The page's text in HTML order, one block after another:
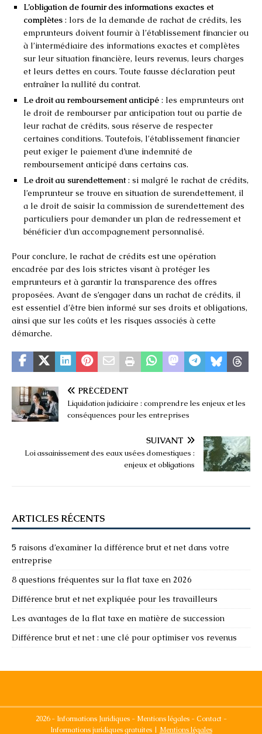
L’obligation de fournir des informations exactes et
complètes : lors de la demande de rachat de crédits, les
emprunteurs doivent fournir à l’établissement financier ou
à l’intermédiaire des informations exactes et complètes
sur leur situation financière, leurs revenus, leurs charges
et leurs dettes en cours. Toute fausse déclaration peut
entraîner la nullité du contrat.
Le droit au remboursement anticipé : les emprunteurs ont
le droit de rembourser par anticipation tout ou partie de
leur rachat de crédits, sous réserve de respecter
certaines conditions. Toutefois, l’établissement financier
peut exiger le paiement d’une indemnité de
remboursement anticipé dans certains cas.
Le droit au surendettement: si malgré le rachat de crédits,
l’emprunteur se trouve en situation de surendettement, il
a le droit de saisir la commission de surendettement des
particuliers pour demander un plan de redressement et
bénéficier d’un accompagnement personnalisé.
Pour conclure, le rachat de crédits est une opération
encadrée par des lois strictes visant à protéger les
emprunteurs et à garantir la transparence des offres
proposées. Avant de s’engager dans un rachat de crédits, il
est essentiel d’être bien informé sur ses droits et obligations,
ainsi que sur les coûts et les risques associés à cette
démarche.
PRÉCÉDENT
Liquidation judiciaire : comprendre les enjeux et les
conséquences pour les entreprises
SUIVANT
Loi assainissement des eaux usées domestiques :
enjeux et obligations
ARTICLES RÉCENTS
5 raisons d’examiner la différence brut et net dans votre
entreprise
8 questions fréquentes sur la flat taxe en 2026
Différence brut et net expliquée pour les travailleurs
Les avantages de la flat taxe en matière de succession
Différence brut et net : une clé pour optimiser vos revenus
2026 - Informations Juridiques - Mentions légales - Contact -
Informations juridiques gratuites | Mentions légales